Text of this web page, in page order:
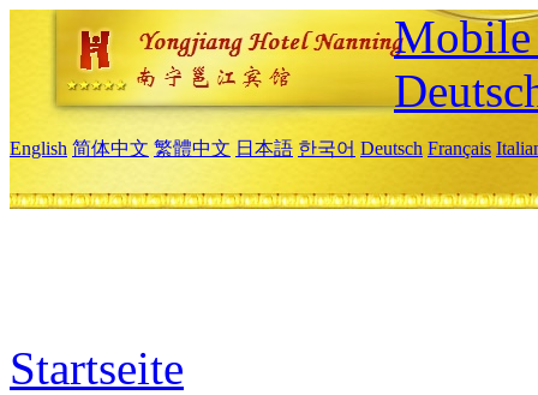
Mobile
English 简体中文 繁體中文 日本語 한국어 Deutsch Français
Startseite